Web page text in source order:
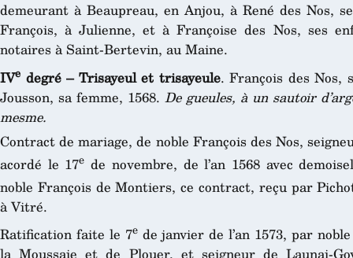
demeurant à Beaupreau, en Anjou, à René des Nos,
François, à Julienne, et à Françoise des Nos, ses
notaires à Saint-Bertevin, au Maine.
IVe degré – Trisayeul et trisayeule. François des Nos,
Jousson, sa femme, 1568. De gueules, à un sautoir
mesme.
Contract de mariage, de noble François des Nos,
acordé le 17e de novembre, de l’an 1568 avec
noble François de Montiers, ce contract, reçu par
à Vitré.
Ratification faite le 7ede janvier de l’an 1573, par
la Moussaie et de Plouer, et seigneur de Launai-